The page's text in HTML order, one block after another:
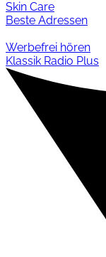
Skin Care
Beste Adressen
Werbefrei hören
Klassik Radio Plus